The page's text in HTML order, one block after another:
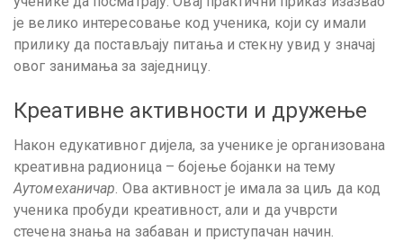
је велико интересовање код ученика, који су имали
прилику да постављају питања и стекну увид у значај
овог занимања за заједницу.
Креативне активности и дружење
Након едукативног дијела, за ученике је организована
креативна радионица – бојење бојанки на тему
Аутомеханичар. Ова активност је имала за циљ да код
ученика пробуди креативност, али и да учврсти
стечена знања на забаван и приступачан начин.